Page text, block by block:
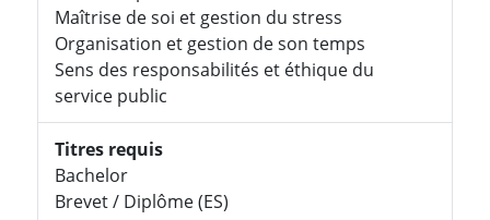
Maîtrise de soi et gestion du stress
Organisation et gestion de son temps
Sens des responsabilités et éthique du
service public
Titres requis
Bachelor
Brevet / Diplôme (ES)